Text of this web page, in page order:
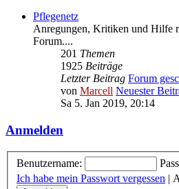
Pflegenetz
Anregungen, Kritiken und Hilfe
Forum....
201 Themen
1925 Beiträge
Letzter Beitrag Forum
von Marcell Neuester
Sa 5. Jan 2019, 20:14
Anmelden
Benutzername:
Ich habe mein Passwort vergessen |